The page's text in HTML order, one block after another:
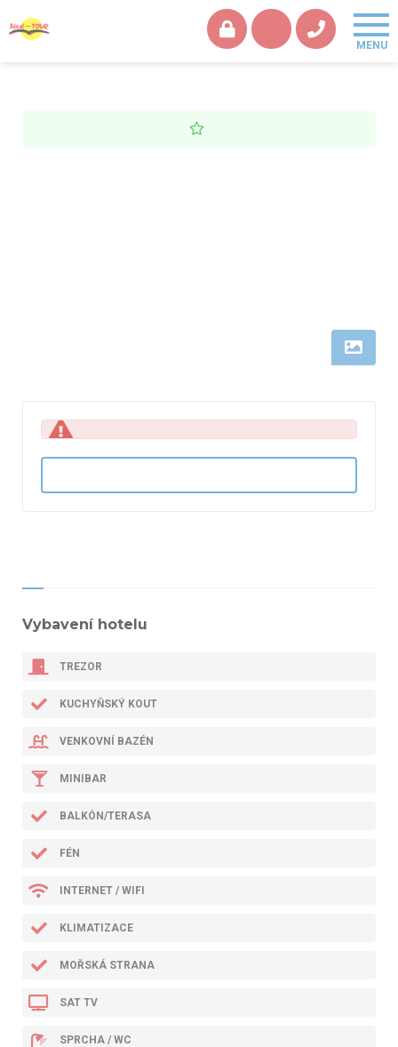
Vybavení hotelu
TREZOR
KUCHYŇSKÝ KOUT
VENKOVNÍ BAZÉN
MINIBAR
BALKÓN/TERASA
FÉN
INTERNET / WIFI
KLIMATIZACE
MOŘSKÁ STRANA
SAT TV
SPRCHA / WC